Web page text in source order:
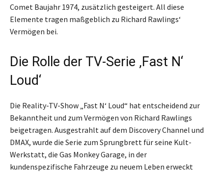
Comet Baujahr 1974, zusätzlich gesteigert. All diese
Elemente tragen maßgeblich zu Richard Rawlings‘
Vermögen bei.
Die Rolle der TV-Serie ‚Fast N‘
Loud‘
Die Reality-TV-Show „Fast N‘ Loud“ hat entscheidend zur
Bekanntheit und zum Vermögen von Richard Rawlings
beigetragen. Ausgestrahlt auf dem Discovery Channel und
DMAX, wurde die Serie zum Sprungbrett für seine Kult-
Werkstatt, die Gas Monkey Garage, in der
kundenspezifische Fahrzeuge zu neuem Leben erweckt